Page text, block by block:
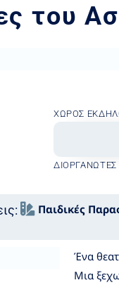
του
ΧΏΡΟΣ
ΔΙΟΡΓΑΝΩΤΈΣ
Παιδικές
Ένα
Μια